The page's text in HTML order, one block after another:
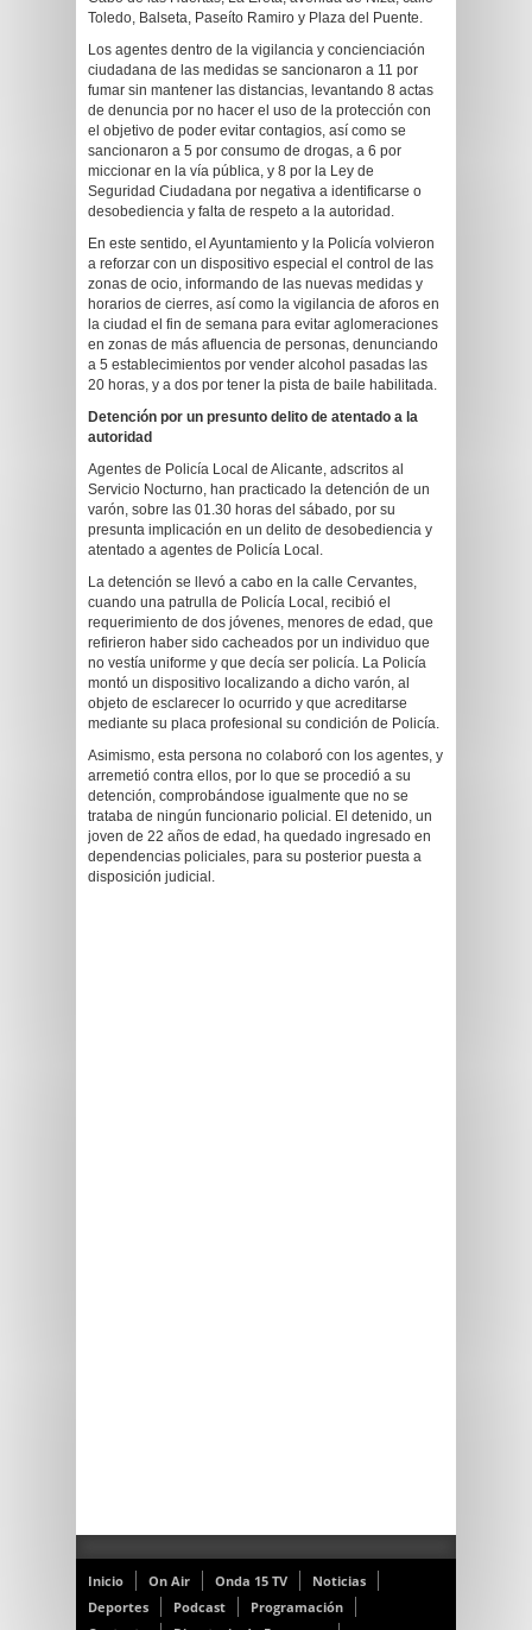
Toledo, Balseta, Paseíto Ramiro y Plaza del Puente.
Los agentes dentro de la vigilancia y concienciación
ciudadana de las medidas se sancionaron a 11 por
fumar sin mantener las distancias, levantando 8 actas
de denuncia por no hacer el uso de la protección con
el objetivo de poder evitar contagios, así como se
sancionaron a 5 por consumo de drogas, a 6 por
miccionar en la vía pública, y 8 por la Ley de
Seguridad Ciudadana por negativa a identificarse o
desobediencia y falta de respeto a la autoridad.
En este sentido, el Ayuntamiento y la Policía volvieron
a reforzar con un dispositivo especial el control de las
zonas de ocio, informando de las nuevas medidas y
horarios de cierres, así como la vigilancia de aforos en
la ciudad el fin de semana para evitar aglomeraciones
en zonas de más afluencia de personas, denunciando
a 5 establecimientos por vender alcohol pasadas las
20 horas, y a dos por tener la pista de baile habilitada.
Detención por un presunto delito de atentado a la
autoridad
Agentes de Policía Local de Alicante, adscritos al
Servicio Nocturno, han practicado la detención de un
varón, sobre las 01.30 horas del sábado, por su
presunta implicación en un delito de desobediencia y
atentado a agentes de Policía Local.
La detención se llevó a cabo en la calle Cervantes,
cuando una patrulla de Policía Local, recibió el
requerimiento de dos jóvenes, menores de edad, que
refirieron haber sido cacheados por un individuo que
no vestía uniforme y que decía ser policía. La Policía
montó un dispositivo localizando a dicho varón, al
objeto de esclarecer lo ocurrido y que acreditarse
mediante su placa profesional su condición de Policía.
Asimismo, esta persona no colaboró con los agentes, y
arremetió contra ellos, por lo que se procedió a su
detención, comprobándose igualmente que no se
trataba de ningún funcionario policial. El detenido, un
joven de 22 años de edad, ha quedado ingresado en
dependencias policiales, para su posterior puesta a
disposición judicial.
Inicio On Air Onda 15 TV
Noticias
Deportes
Podcast
Programación